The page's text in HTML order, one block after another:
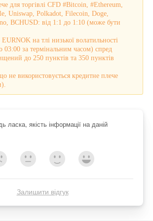
для торгівлі CFD #Bitcoin, #Ethereum,
Uniswap, Polkadot, Filecoin, Doge,
BCHUSD: від 1:1 до 1:10 (може бути
на тлі низької волатильності
03:00 за термінальним часом) спред
до 250 пунктів та 350 пунктів
не використовується кредитне плече
ласка, якість інформації на даній
Залишити відгук